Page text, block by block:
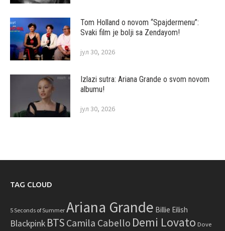
Tom Holland o novom “Spajdermenu”:
Svaki film je bolji sa Zendayom!
јул 30, 2026
Izlazi sutra: Ariana Grande o svom novom
albumu!
јул 30, 2026
TAG CLOUD
5 Seconds of Summer Ariana Grande Billie Eilish
Blackpink BTS Camila Cabello Demi Lovato Dove